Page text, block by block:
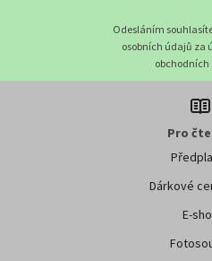
Odesláním
osobních údajů za
obchodních
Pro
Dárkové
E-